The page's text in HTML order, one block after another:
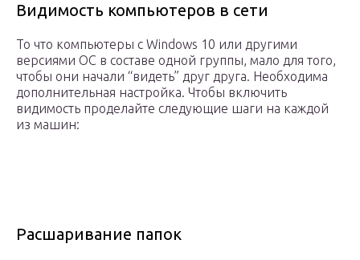
Видимость компьютеров в сети
То что компьютеры с Windows 10 или другими
версиями ОС в составе одной группы, мало для того,
чтобы они начали “видеть” друг друга. Необходима
дополнительная настройка. Чтобы включить
видимость проделайте следующие шаги на каждой
из машин:
Расшаривание папок